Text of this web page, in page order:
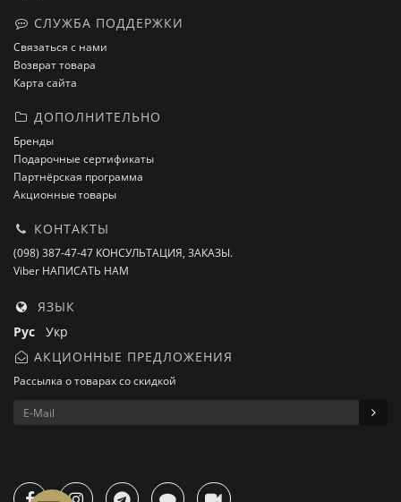
СЛУЖБА ПОДДЕРЖКИ
Связаться с нами
Возврат товара
Карта сайта
ДОПОЛНИТЕЛЬНО
Бренды
Подарочные сертификаты
Партнёрская программа
Акционные товары
КОНТАКТЫ
(098) 387-47-47 КОНСУЛЬТАЦИЯ, ЗАКАЗЫ.
Viber НАПИСАТЬ НАМ
ЯЗЫК
Рус Укр
АКЦИОННЫЕ ПРЕДЛОЖЕНИЯ
Рассылка о товарах со скидкой